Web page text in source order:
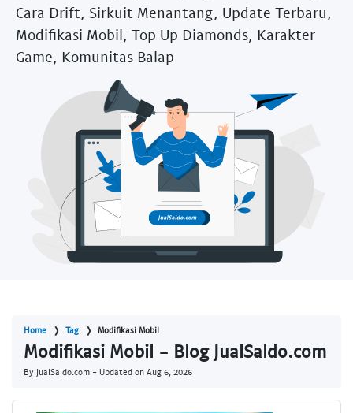
Cara Drift, Sirkuit Menantang, Update Terbaru,
Modifikasi Mobil, Top Up Diamonds, Karakter
Game, Komunitas Balap
Home Tag Modifikasi Mobil
Modifikasi Mobil - Blog JualSaldo.com
By JualSaldo.com - Updated on Aug 6, 2026